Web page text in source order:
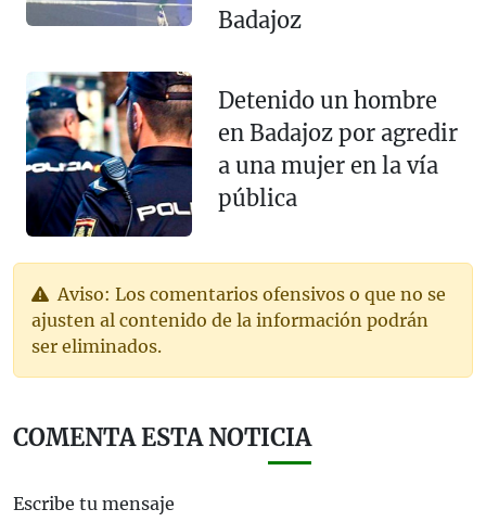
Badajoz
Detenido un hombre
en Badajoz por agredir
a una mujer en la vía
pública
Aviso: Los comentarios ofensivos o que no se
ajusten al contenido de la información podrán
ser eliminados.
COMENTA ESTA NOTICIA
Escribe tu mensaje